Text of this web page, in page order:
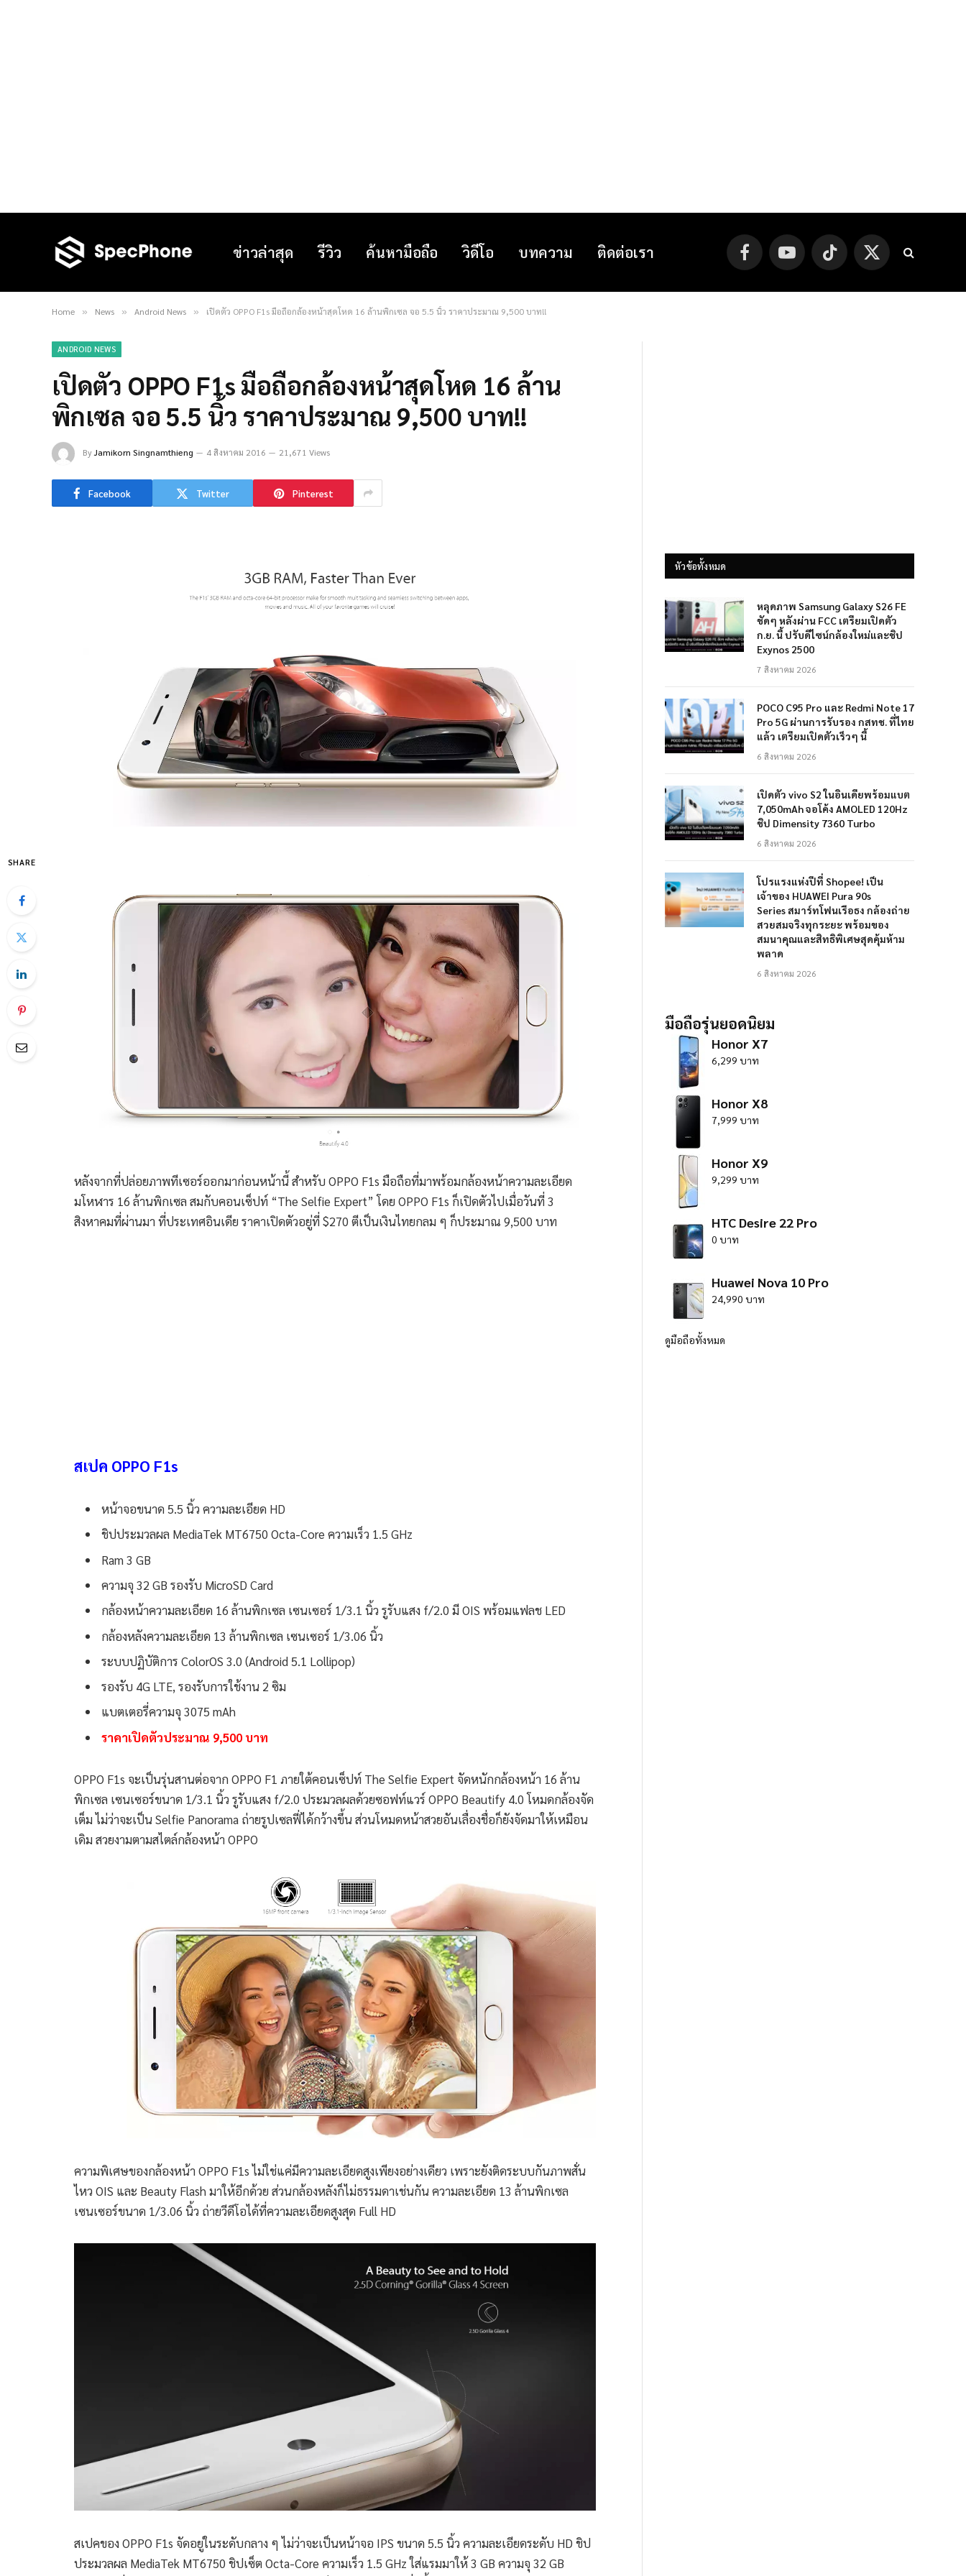
ข่าวล่าสุด รีวิว ค้นหามือถือ วิดีโอ บทความ ติดต่อเรา FacebookYouTube TikTok
X
(Twitter)
Home » News » Android News » เปิดตัว OPPO F1s มือถือกล้องหน้าสุดโหด 16 ล้านพิกเซล จอ 5.5 นิ้ว ราคาประมาณ 9,500 บาท!!
ANDROID NEWS
เปิดตัว OPPO F1s มือถือกล้องหน้าสุดโหด 16 ล้าน
พิกเซล จอ 5.5 นิ้ว ราคาประมาณ 9,500 บาท!!
ByJamikorn Singnamthieng 4 สิงหาคม 2016 21,671 Views
Facebook Twitter Pinterest
SHARE
หลังจากที่ปล่อยภาพทีเซอร์ออกมาก่อนหน้านี้ สำหรับ OPPO F1s มือถือที่มาพร้อมกล้องหน้าความละเอียด
มโหฬาร 16 ล้านพิกเซล สมกับคอนเซ็ปท์ “The Selfie Expert” โดย OPPO F1s ก็เปิดตัวไปเมื่อวันที่ 3
สิงหาคมที่ผ่านมา ที่ประเทศอินเดีย ราคาเปิดตัวอยู่ที่ $270 ตีเป็นเงินไทยกลม ๆ ก็ประมาณ 9,500 บาท
สเปค OPPO F1s
หน้าจอขนาด 5.5 นิ้ว ความละเอียด HD
ชิปประมวลผล MediaTek MT6750 Octa-Core ความเร็ว 1.5 GHz
Ram 3 GB
ความจุ 32 GB รองรับ MicroSD Card
กล้องหน้าความละเอียด 16 ล้านพิกเซล เซนเซอร์ 1/3.1 นิ้ว รูรับแสง f/2.0 มี OIS พร้อมแฟลช LED
กล้องหลังความละเอียด 13 ล้านพิกเซล เซนเซอร์ 1/3.06 นิ้ว
ระบบปฏิบัติการ ColorOS 3.0 (Android 5.1 Lollipop)
รองรับ 4G LTE, รองรับการใช้งาน 2 ซิม
แบตเตอรี่ความจุ 3075 mAh
ราคาเปิดตัวประมาณ 9,500 บาท
OPPO F1s จะเป็นรุ่นสานต่อจาก OPPO F1 ภายใต้คอนเซ็ปท์ The Selfie Expert จัดหนักกล้องหน้า 16 ล้าน
พิกเซล เซนเซอร์ขนาด 1/3.1 นิ้ว รูรับแสง f/2.0 ประมวลผลด้วยซอฟท์แวร์ OPPO Beautify 4.0 โหมดกล้องจัด
เต็ม ไม่ว่าจะเป็น Selfie Panorama ถ่ายรูปเซลฟี่ได้กว้างขึ้น ส่วนโหมดหน้าสวยอันเลื่องชื่อก็ยังจัดมาให้เหมือน
เดิม สวยงามตามสไตล์กล้องหน้า OPPO
ความพิเศษของกล้องหน้า OPPO F1s ไม่ใช่แค่มีความละเอียดสูงเพียงอย่างเดียว เพราะยังติดระบบกันภาพสั่น
ไหว OIS และ Beauty Flash มาให้อีกด้วย ส่วนกล้องหลังก็ไม่ธรรมดาเช่นกัน ความละเอียด 13 ล้านพิกเซล
เซนเซอร์ขนาด 1/3.06 นิ้ว ถ่ายวีดีโอได้ที่ความละเอียดสูงสุด Full HD
สเปคของ OPPO F1s จัดอยู่ในระดับกลาง ๆ ไม่ว่าจะเป็นหน้าจอ IPS ขนาด 5.5 นิ้ว ความละเอียดระดับ HD ชิป
ประมวลผล MediaTek MT6750 ชิปเซ็ต Octa-Core ความเร็ว 1.5 GHz ใส่แรมมาให้ 3 GB ความจุ 32 GB
หัวข้อทั้งหมด
หลุดภาพ Samsung Galaxy S26 FE
ชัดๆ หลังผ่าน FCC เตรียมเปิดตัว
ก.ย. นี้ ปรับดีไซน์กล้องใหม่และชิป
Exynos 2500
7 สิงหาคม 2026
POCO C95 Pro และ Redmi Note 17
Pro 5G ผ่านการรับรอง กสทช. ที่ไทย
แล้ว เตรียมเปิดตัวเร็วๆ นี้
6 สิงหาคม 2026
เปิดตัว vivo S2 ในอินเดียพร้อมแบต
7,050mAh จอโค้ง AMOLED 120Hz
ชิป Dimensity 7360 Turbo
6 สิงหาคม 2026
โปรแรงแห่งปีที่ Shopee! เป็น
เจ้าของ HUAWEI Pura 90s
Series สมาร์ทโฟนเรือธง กล้องถ่าย
สวยสมจริงทุกระยะ พร้อมของ
สมนาคุณและสิทธิพิเศษสุดคุ้มห้าม
พลาด
6 สิงหาคม 2026
มือถือรุ่นยอดนิยม
Honor X7
6,299 บาท
Honor X8
7,999 บาท
Honor X9
9,299 บาท
HTC Desire 22 Pro
0 บาท
Huawei Nova 10 Pro
24,990 บาท
ดูมือถือทั้งหมด